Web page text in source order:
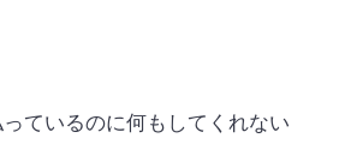
っているのに何もしてくれない